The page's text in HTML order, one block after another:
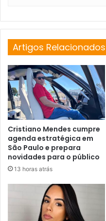
Artigos Relacionados
Cristiano Mendes cumpre
agenda estratégica em
São Paulo e prepara
novidades para o público
13 horas atrás